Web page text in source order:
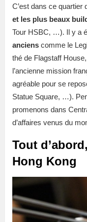
C’est dans ce quartier
et les plus beaux
Tour HSBC, …). Il y a
anciens comme le
thé de Flagstaff
l’ancienne mission
agréable pour se
Statue Square, …).
promenons dans
d’affaires venus du
Tout
Hong Kong